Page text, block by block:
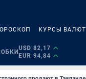
КУРСЫ ВАЛЮТ
USD 82,17
EUR 94,84